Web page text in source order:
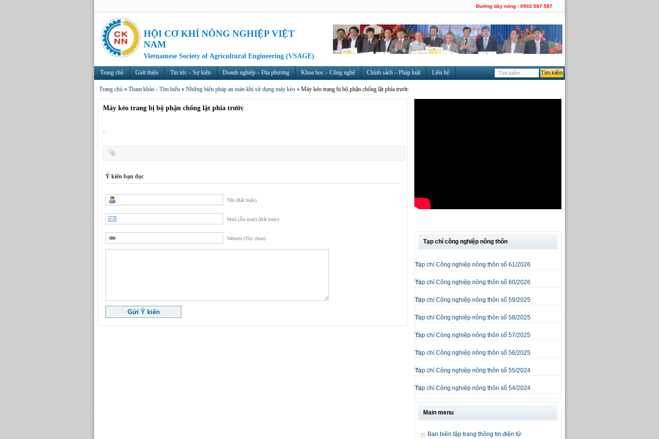
Đường dây nóng : 0902 587 587
HỘI CƠ KHÍ NÔNG NGHIỆP VIỆT
NAM
Vietnamese Society of Agricultural Engineering (VSAGE)
Trang chủ Giới thiệu Tin tức – Sự kiện Doanh nghiệp – Địa phương Khoa học – Công nghệ Chính sách – Pháp luật Liên hệ
Trang chủ » Tham khảo - Tìm hiểu » Những biện pháp an toàn khi sử dụng máy kéo » Máy kéo trang bị bộ phận chống lật phía trước
Máy kéo trang bị bộ phận chống lật phía trước
Ý kiến bạn đọc
Tên (Bắt buộc)
Mail (Ẩn mail) (Bắt buộc)
Website (Tùy chọn) Tạp chí công nghiệp nông thôn
Tạp chí Công nghiệp nông thôn số 61/2026
Tạp chí Công nghiệp nông thôn số 60/2026
Tạp chí Công nghiệp nông thôn số 59/2025
Tạp chí Công nghiệp nông thôn số 58/2025
Tạp chí Công nghiệp nông thôn số 57/2025
Tạp chí Công nghiệp nông thôn số 56/2025
Tạp chí Công nghiệp nông thôn số 55/2024
Tạp chí Công nghiệp nông thôn số 54/2024
Main menu
Ban biên tập trang thông tin điện tử